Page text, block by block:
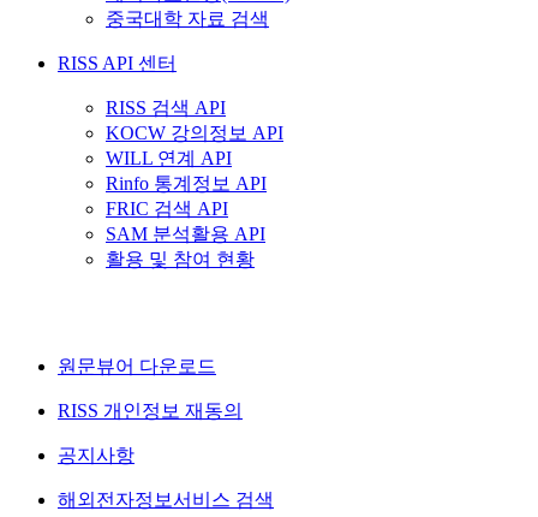
중국대학 자료 검색
RISS API 센터
RISS 검색 API
KOCW 강의정보 API
WILL 연계 API
Rinfo 통계정보 API
FRIC 검색 API
SAM 분석활용 API
활용 및 참여 현황
원문뷰어 다운로드
RISS 개인정보 재동의
공지사항
해외전자정보서비스 검색